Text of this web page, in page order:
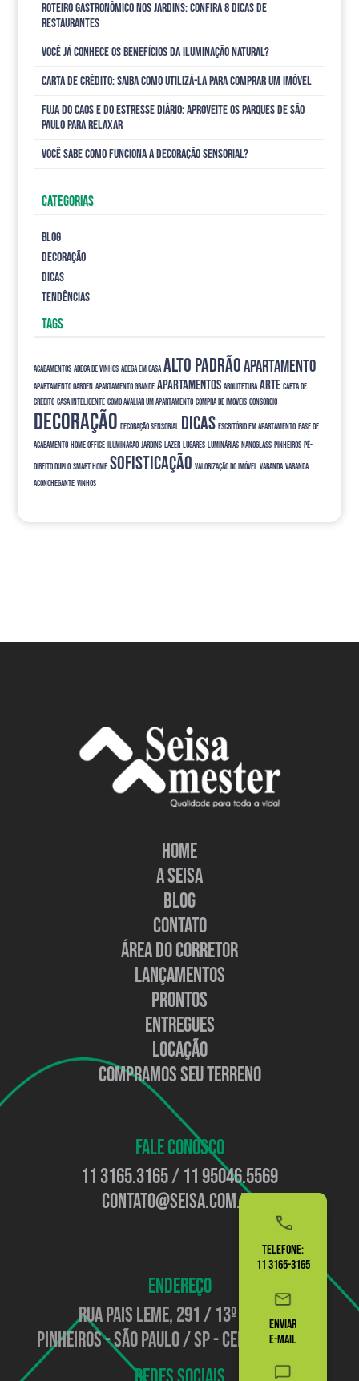
Roteiro gastronômico nos Jardins: confira 8 dicas de
restaurantes
Você já conhece os benefícios da iluminação natural?
Carta de Crédito: saiba como utilizá-la para comprar um imóvel
Fuja do caos e do estresse diário: aproveite os parques de São
Paulo para relaxar
Você sabe como funciona a decoração sensorial?
CATEGORIAS
Blog
Decoração
Dicas
tendências
TAGS
acabamentos adega de vinhos adega em casa alto padrãoapartamento
apartamento garden apartamento grande apartamentos arquitetura arte carta de
crédito casa inteligente como avaliar um apartamento compra de imóveis consórcio
decoração decoração sensorial dicas escritório em apartamento fase de
acabamento home office iluminação jardins lazer Lugares luminárias nanoglass Pinheiros pé-
direito duplo smart home sofisticação valorização do imóvel varanda varanda
aconchegante vinhos
HOME
A SEISA
BLOG
CONTATO
ÁREA DO CORRETOR
LANÇAMENTOS
PRONTOS
ENTREGUES
LOCAÇÃO
COMPRAMOS SEU TERRENO
FALE CONOSCO
11 3165.3165/11 95046.5569
contato@seisa.com.br
ENDEREÇO
Rua Pais Leme, 291/13º Andar
Pinheiros-São Paulo / SP-CEP: 05424-150
TELEFONE:
11 3165-3165
ENVIAR
E-MAIL